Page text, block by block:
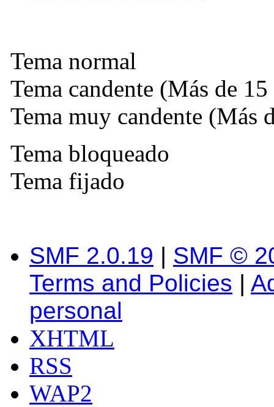
Tema normal
Tema candente (Más de 15
Tema muy candente (Más
Tema bloqueado
Tema fijado
SMF 2.0.19 | SMF ©
Terms and Policies |
personal
XHTML
RSS
WAP2